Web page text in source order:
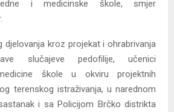
i medicinske škole, smjer
djelovanja kroz projekat i ohrabrivanja
slučajeve pedofilije, učenici
škole u okviru projektnih
terenskog istraživanja, u narednom
i sa Policijom Brčko distrikta